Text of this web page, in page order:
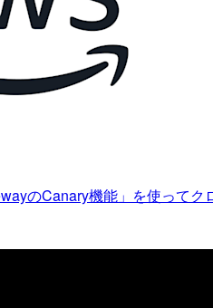
のCanary機能」を使って